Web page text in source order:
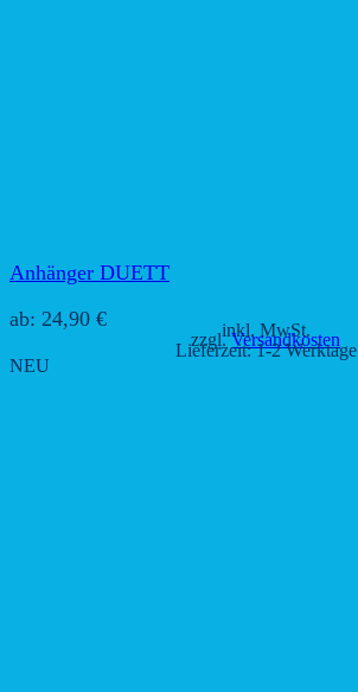
Anhänger DUETT
ab: 24,90 € inkl. MwSt.
zzgl.Versandkosten
Lieferzeit:1-2 Werktage
NEU